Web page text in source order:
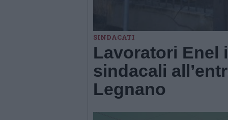
SINDACATI
Lavoratori Enel
sindacali
Legnano